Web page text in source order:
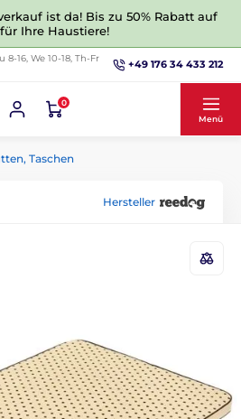
ist da! Bis zu 50% Rabatt auf
Ihre Haustiere!
8-16, We 10-18, Th-Fr
+49 176 34 433 212
0
Menü
Taschen
Hersteller